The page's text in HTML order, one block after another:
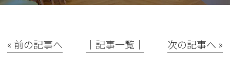
« 前の記事へ │記事一覧│ 次の記事へ »